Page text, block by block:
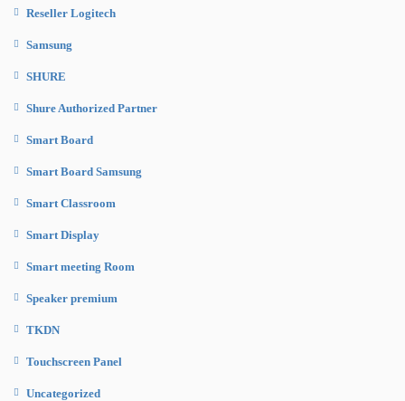
Reseller Logitech
Samsung
SHURE
Shure Authorized Partner
Smart Board
Smart Board Samsung
Smart Classroom
Smart Display
Smart meeting Room
Speaker premium
TKDN
Touchscreen Panel
Uncategorized